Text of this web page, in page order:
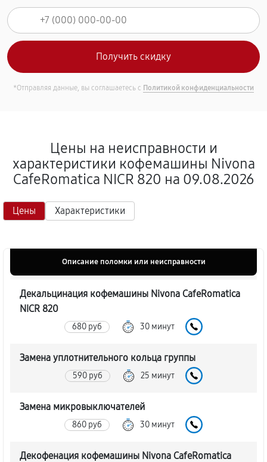
*Отправляя данные, вы соглашаетесь с Политикой конфиденциальности
Цены на неисправности и
характеристики кофемашины Nivona
CafeRomatica NICR 820 на 09.08.2026
Цены Характеристики
Описание поломки или неисправности
Декальцинация кофемашины Nivona CafeRomatica
NICR 820
680 руб 30 минут
Замена уплотнительного кольца группы
590 руб 25 минут
Замена микровыключателей
860 руб 30 минут
Декофенация кофемашины Nivona CafeRomatica